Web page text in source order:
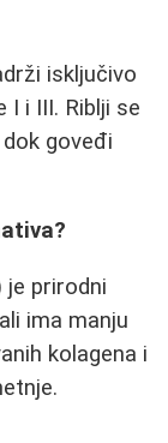
isključivo
i III. Riblji se
goveđi
je prirodni
ima manju
kolagena i